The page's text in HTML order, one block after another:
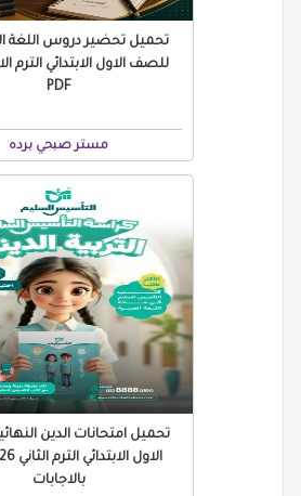
تحميل تحضير دروس اللغة
PDF
مستر صبحي برده
تحميل امتحانات الدين
بالاجابات